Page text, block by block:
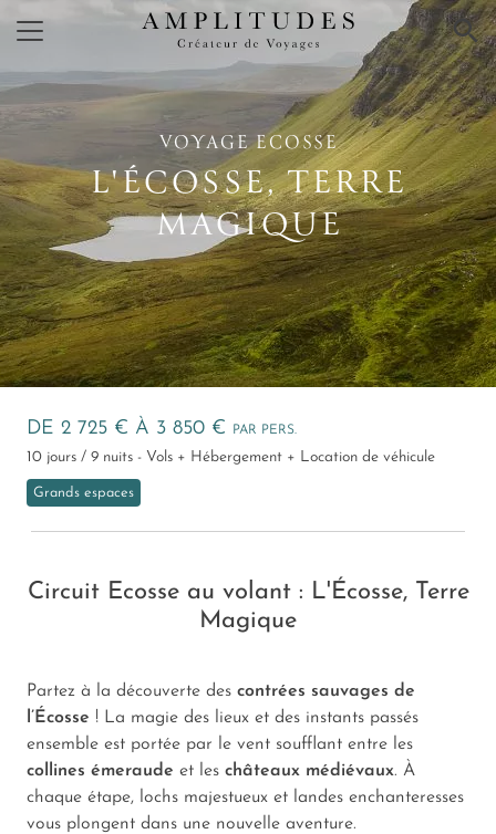
×
VOYAGE ECOSSE
L'ÉCOSSE, TERRE
MAGIQUE
DE 2 725 € À 3 850 € PAR PERS.
10 jours / 9 nuits - Vols + Hébergement + Location de véhicule
Grands espaces
Circuit Ecosse au volant : L'Écosse, Terre
Magique
Partez à la découverte des contrées sauvages de
l’Écosse ! La magie des lieux et des instants passés
ensemble est portée par le vent soufflant entre les
collines émeraude et les châteaux médiévaux. À
chaque étape, lochs majestueux et landes enchanteresses
vous plongent dans une nouvelle aventure.